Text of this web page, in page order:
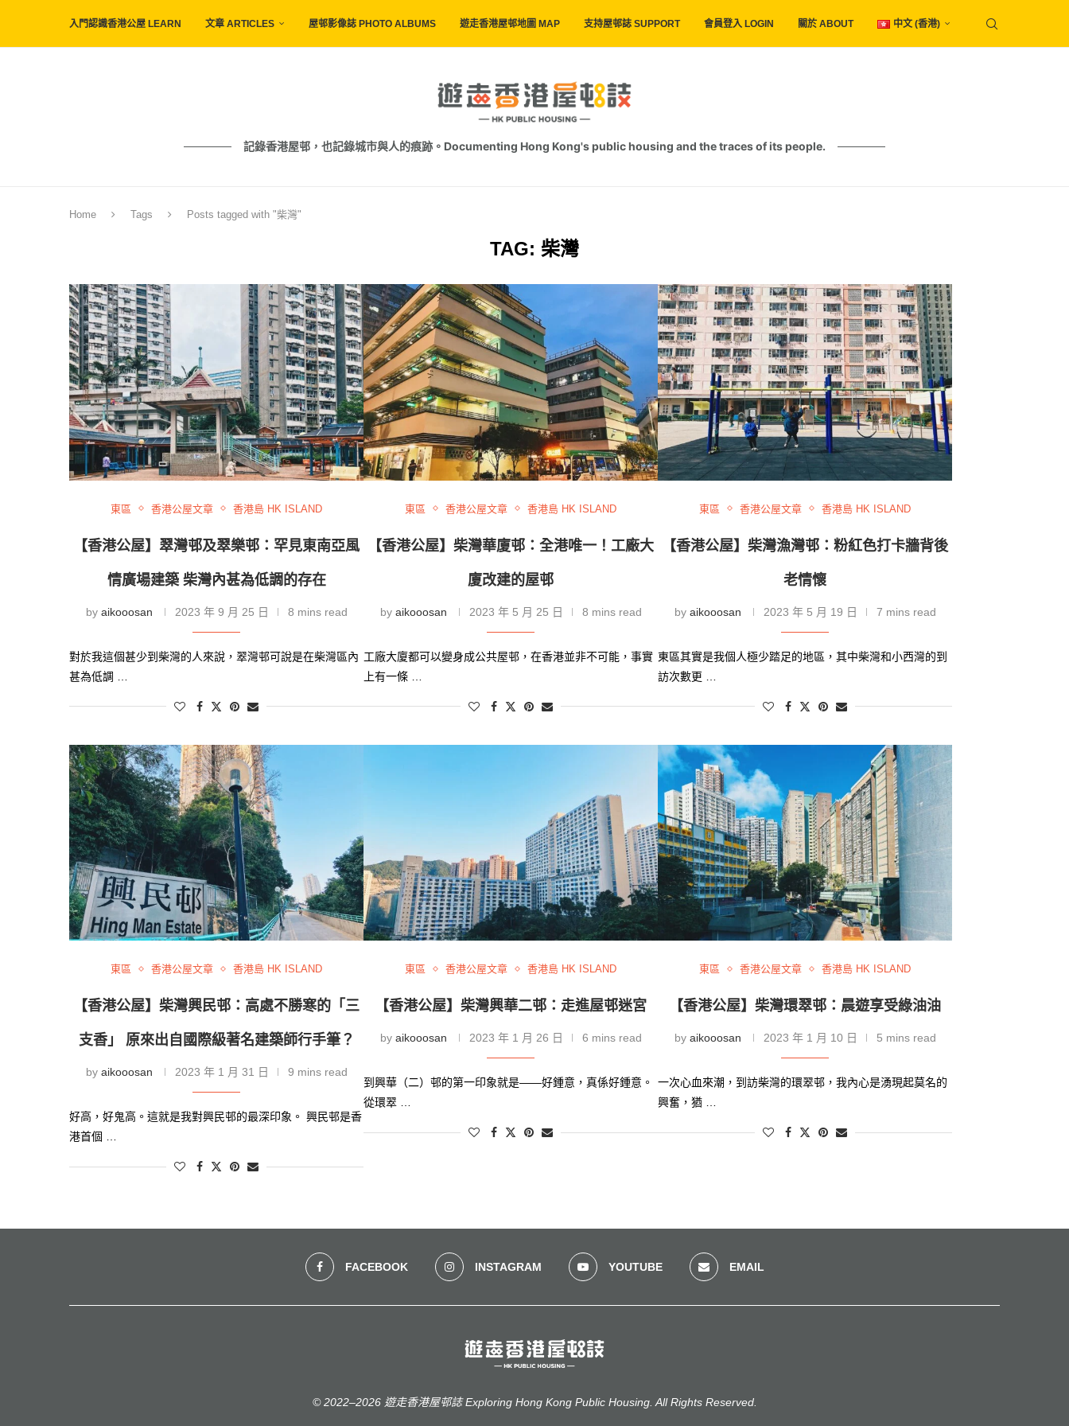
入門認識香港公屋 LEARN 文章 ARTICLES 屋邨影像誌 PHOTO ALBUMS 遊走香港屋邨地圖 MAP 支持屋邨誌 SUPPORT 會員登入 LOGIN 關於 ABOUT 中文 (香港)
記錄香港屋邨，也記錄城市與人的痕跡。Documenting Hong Kong's public housing and the traces of its people.
Home Tags Posts tagged with "柴灣"
TAG: 柴灣
東區 香港公屋文章 香港島 HK ISLAND
【香港公屋】翠灣邨及翠樂邨：罕見東南亞風
情廣場建築 柴灣內甚為低調的存在
by aikooosan 2023 年 9 月 25 日 8 mins read
對於我這個甚少到柴灣的人來說，翠灣邨可說是在柴灣區內
甚為低調 …
東區 香港公屋文章 香港島 HK ISLAND
【香港公屋】柴灣華廈邨：全港唯一！工廠大
廈改建的屋邨
by aikooosan 2023 年 5 月 25 日 8 mins read
工廠大廈都可以變身成公共屋邨，在香港並非不可能，事實
上有一條 …
東區 香港公屋文章 香港島 HK ISLAND
【香港公屋】柴灣漁灣邨：粉紅色打卡牆背後
老情懷
by aikooosan 2023 年 5 月 19 日 7 mins read
東區其實是我個人極少踏足的地區，其中柴灣和小西灣的到
訪次數更 …
東區 香港公屋文章 香港島 HK ISLAND
【香港公屋】柴灣興民邨：高處不勝寒的「三
支香」 原來出自國際級著名建築師行手筆？
by aikooosan 2023 年 1 月 31 日 9 mins read
好高，好鬼高。這就是我對興民邨的最深印象。 興民邨是香
港首個 …
東區 香港公屋文章 香港島 HK ISLAND
【香港公屋】柴灣興華二邨：走進屋邨迷宮
by aikooosan 2023 年 1 月 26 日 6 mins read
到興華（二）邨的第一印象就是——好鍾意，真係好鍾意。
從環翠 …
東區 香港公屋文章 香港島 HK ISLAND
【香港公屋】柴灣環翠邨：晨遊享受綠油油
by aikooosan 2023 年 1 月 10 日 5 mins read
一次心血來潮，到訪柴灣的環翠邨，我內心是湧現起莫名的
興奮，猶 …
FACEBOOK INSTAGRAM YOUTUBE EMAIL
© 2022–2026 遊走香港屋邨誌 Exploring Hong Kong Public Housing. All Rights Reserved.